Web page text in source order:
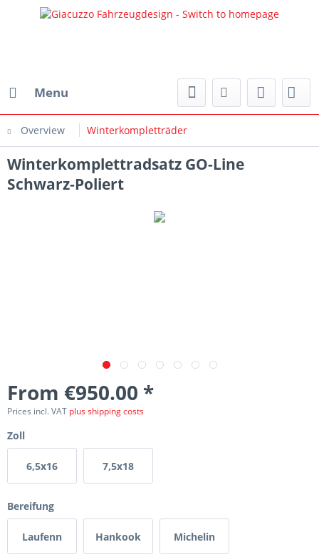
Menu
Overview Winterkompletträder
Winterkomplettradsatz GO-Line
Schwarz-Poliert
From €950.00 *
Prices incl. VAT plus shipping costs
Zoll
6,5x16 7,5x18
Bereifung
Laufenn Hankook Michelin